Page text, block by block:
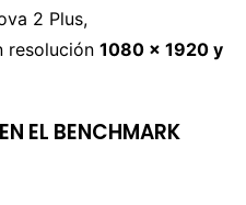
2 Plus,
resolución 1080 x 1920 y
EL BENCHMARK